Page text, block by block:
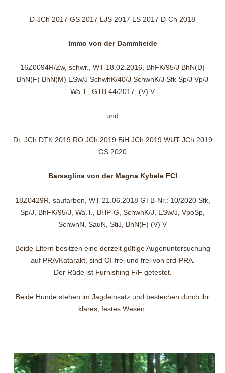
D-JCh 2017 GS 2017 LJS 2017 LS 2017 D-Ch 2018
Immo von der Dammheide
16Z0094R/Zw, schwr., WT 18.02.2016, BhFK/95/J BhN(D)
BhN(F) BhN(M) ESw/J SchwhK/40/J SchwhK/J Sfk Sp/J Vp/J
Wa.T., GTB.44/2017, (V) V
und
Dt. JCh DTK 2019 RO JCh 2019 BiH JCh 2019 WUT JCh 2019
GS 2020
Barsaglina von der Magna Kybele FCI
18Z0429R, saufarben, WT 21.06.2018 GTB-Nr.: 10/2020 Sfk,
Sp/J, BhFK/95/J, Wa.T., BHP-G, SchwhK/J, ESw/J, VpoSp,
SchwhN, SauN, StiJ, BhN(F) (V) V
Beide Eltern besitzen eine derzeit gültige Augenuntersuchung
auf PRA/Katarakt, sind OI-frei und frei von crd-PRA.
Der Rüde ist Furnishing F/F getestet.
Beide Hunde stehen im Jagdeinsatz und bestechen durch ihr
klares, festes Wesen.